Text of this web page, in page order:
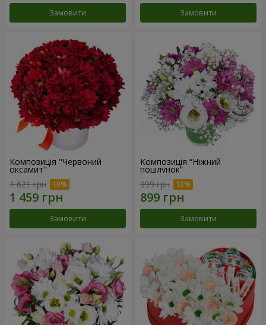
Замовити Замовити
Композиція "Червоний
оксамит"
1 621 грн
Замовити
Композиція “Ніжний
поцілунок”
999 грн
Замовити